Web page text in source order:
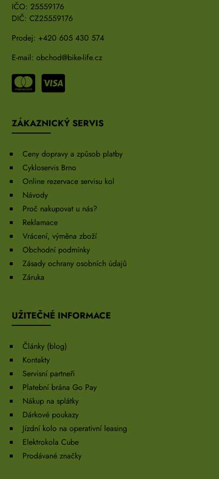
IČO: 25559176
DIČ: CZ25559176
Prodej: +420 605 430 574
E-mail: obchod@bike-life.cz
ZÁKAZNICKÝ SERVIS
Ceny dopravy a způsob platby
Cykloservis Brno
Online rezervace servisu kol
Návody
Proč nakupovat u nás?
Reklamace
Vrácení, výměna zboží
Obchodní podmínky
Zásady ochrany osobních údajů
Záruka
UŽITEČNÉ INFORMACE
Články (blog)
Kontakty
Servisní partneři
Platební brána Go Pay
Nákup na splátky
Dárkové poukazy
Jízdní kolo na operativní leasing
Elektrokola Cube
Prodávané značky